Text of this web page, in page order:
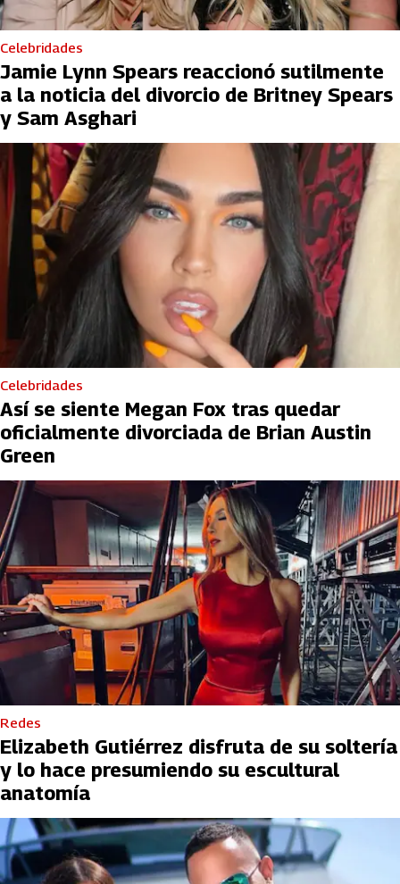
Celebridades
Jamie Lynn Spears reaccionó sutilmente
a la noticia del divorcio de Britney Spears
y Sam Asghari
Celebridades
Así se siente Megan Fox tras quedar
oficialmente divorciada de Brian Austin
Green
Redes
Elizabeth Gutiérrez disfruta de su soltería
y lo hace presumiendo su escultural
anatomía